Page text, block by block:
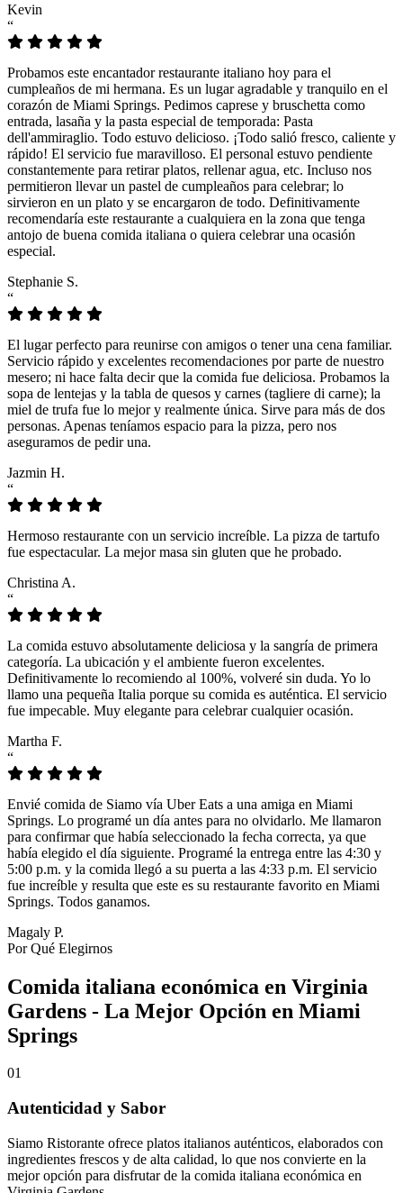
Kevin
“
Probamos este encantador restaurante italiano hoy para el
cumpleaños de mi hermana. Es un lugar agradable y tranquilo en el
corazón de Miami Springs. Pedimos caprese y bruschetta como
entrada, lasaña y la pasta especial de temporada: Pasta
dell'ammiraglio. Todo estuvo delicioso. ¡Todo salió fresco, caliente y
rápido! El servicio fue maravilloso. El personal estuvo pendiente
constantemente para retirar platos, rellenar agua, etc. Incluso nos
permitieron llevar un pastel de cumpleaños para celebrar; lo
sirvieron en un plato y se encargaron de todo. Definitivamente
recomendaría este restaurante a cualquiera en la zona que tenga
antojo de buena comida italiana o quiera celebrar una ocasión
especial.
Stephanie S.
“
El lugar perfecto para reunirse con amigos o tener una cena familiar.
Servicio rápido y excelentes recomendaciones por parte de nuestro
mesero; ni hace falta decir que la comida fue deliciosa. Probamos la
sopa de lentejas y la tabla de quesos y carnes (tagliere di carne); la
miel de trufa fue lo mejor y realmente única. Sirve para más de dos
personas. Apenas teníamos espacio para la pizza, pero nos
aseguramos de pedir una.
Jazmin H.
“
Hermoso restaurante con un servicio increíble. La pizza de tartufo
fue espectacular. La mejor masa sin gluten que he probado.
Christina A.
“
La comida estuvo absolutamente deliciosa y la sangría de primera
categoría. La ubicación y el ambiente fueron excelentes.
Definitivamente lo recomiendo al 100%, volveré sin duda. Yo lo
llamo una pequeña Italia porque su comida es auténtica. El servicio
fue impecable. Muy elegante para celebrar cualquier ocasión.
Martha F.
“
Envié comida de Siamo vía Uber Eats a una amiga en Miami
Springs. Lo programé un día antes para no olvidarlo. Me llamaron
para confirmar que había seleccionado la fecha correcta, ya que
había elegido el día siguiente. Programé la entrega entre las 4:30 y
5:00 p.m. y la comida llegó a su puerta a las 4:33 p.m. El servicio
fue increíble y resulta que este es su restaurante favorito en Miami
Springs. Todos ganamos.
Magaly P.
Por Qué Elegirnos
Comida italiana económica en Virginia
Gardens - La Mejor Opción en Miami
Springs
01
Autenticidad y Sabor
Siamo Ristorante ofrece platos italianos auténticos, elaborados con
ingredientes frescos y de alta calidad, lo que nos convierte en la
mejor opción para disfrutar de la comida italiana económica en